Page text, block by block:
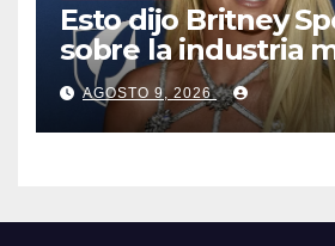
Esto dijo Britney
sobre la industria
AGOSTO 9, 2026